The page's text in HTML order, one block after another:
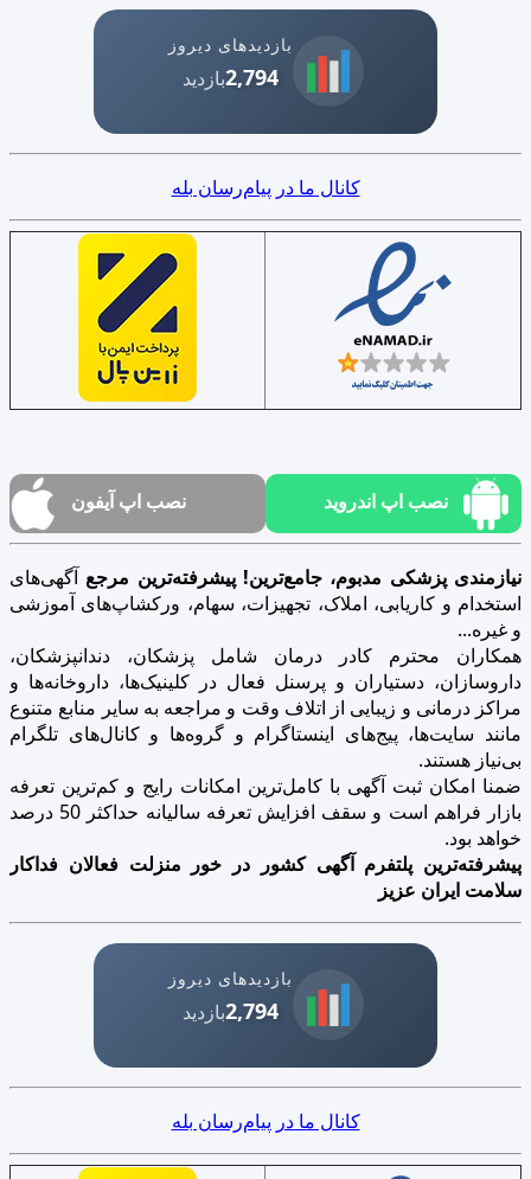
بازدیدهای دیروز
2,794بازدید
کانال ما در پیام‌رسان بله
نصب اپ اندروید نصب اپ آیفون
نیازمندی پزشکی مدبوم، جامع‌ترین! پیشرفته‌ترین مرجع آگهی‌های
استخدام و کاریابی، املاک، تجهیزات، سهام، ورکشاپ‌های آموزشی
و غیره...
همکاران محترم کادر درمان شامل پزشکان، دندانپزشکان،
داروسازان، دستیاران و پرسنل فعال در کلینیک‌ها، داروخانه‌ها و
مراکز درمانی و زیبایی از اتلاف وقت و مراجعه به سایر منابع متنوع
مانند سایت‌ها، پیج‌های اینستاگرام و گروه‌ها و کانال‌های تلگرام
بی‌نیاز هستند.
ضمنا امکان ثبت آگهی با کامل‌ترین امکانات رایج و کم‌ترین تعرفه
بازار فراهم است و سقف افزایش تعرفه سالیانه حداکثر 50 درصد
خواهد بود.
پیشرفته‌ترین پلتفرم آگهی کشور در خور منزلت فعالان فداکار
سلامت ایران عزیز
بازدیدهای دیروز
2,794بازدید
کانال ما در پیام‌رسان بله